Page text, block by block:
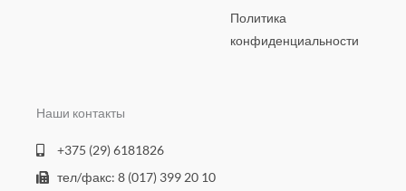
Политика
конфиденциальности
Наши контакты
+375 (29) 6181826
тел/факс: 8 (017) 399 20 10